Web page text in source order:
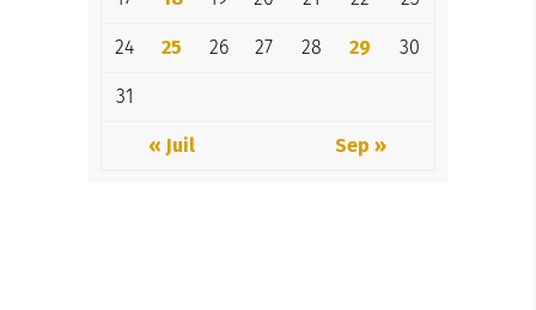
24 25 26 27 28 29 30
31
« Juil Sep »